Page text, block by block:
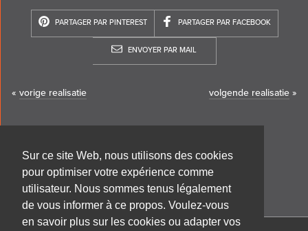
Sur ce site Web, nous utilisons des cookies
pour optimiser votre expérience comme
utilisateur. Nous sommes tenus légalement
de vous informer à ce propos. Voulez-vous
en savoir plus sur les cookies ou adapter vos
PARTAGER PAR PINTEREST PARTAGER PAR FACEBOOK
ENVOYER PAR MAIL
« vorige realisatie volgende realisatie »